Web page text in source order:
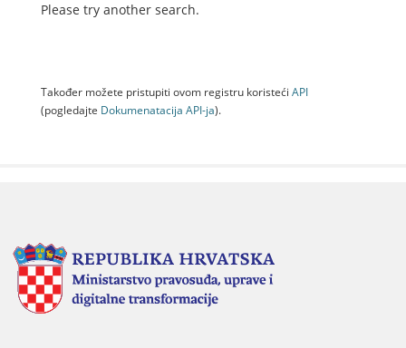
Please try another search.
Također možete pristupiti ovom registru koristeći API
(pogledajte Dokumenаtаcijа API-jа).